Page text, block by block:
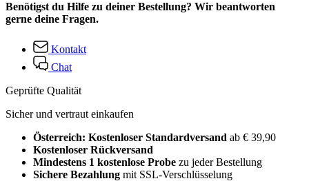
Benötigst du Hilfe zu deiner Bestellung? Wir beantworten
gerne deine Fragen.
Kontakt
Chat
Geprüfte Qualität
Sicher und vertraut einkaufen
Österreich: Kostenloser Standardversand ab € 39,90
Kostenloser Rückversand
Mindestens 1 kostenlose Probe zu jeder Bestellung
Sichere Bezahlung mit SSL-Verschlüsselung